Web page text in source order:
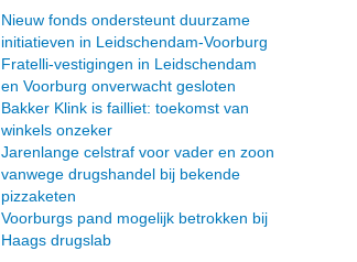
Nieuw fonds ondersteunt duurzame
initiatieven in Leidschendam-Voorburg
Fratelli-vestigingen in Leidschendam
en Voorburg onverwacht gesloten
Bakker Klink is failliet: toekomst van
winkels onzeker
Jarenlange celstraf voor vader en zoon
vanwege drugshandel bij bekende
pizzaketen
Voorburgs pand mogelijk betrokken bij
Haags drugslab